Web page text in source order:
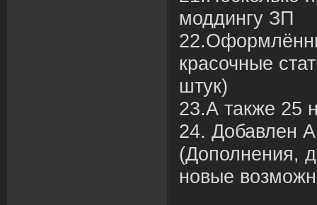
моддингу ЗП
красочные
штук)
23.А также 25
24. Добавлен
(Дополнения,
новые